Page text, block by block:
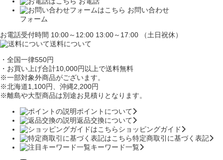
お問い合わせ
フォーム
お電話受付時間 10:00～12:00 13:00～17:00 （土日祝休）
送料について
・全国一律550円
・お買い上げ合計10,000円 以上で送料無料
※一部対象外商品がございます。
※北海道1,100円
、沖縄2,200円
※離島や大型商品は別途お見積りとなります。
ポイントについて
返品交換について
ショッピングガイド
特定商取引に基づく表記
キーワード一覧